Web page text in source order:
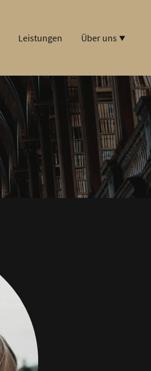
Leistungen Über uns